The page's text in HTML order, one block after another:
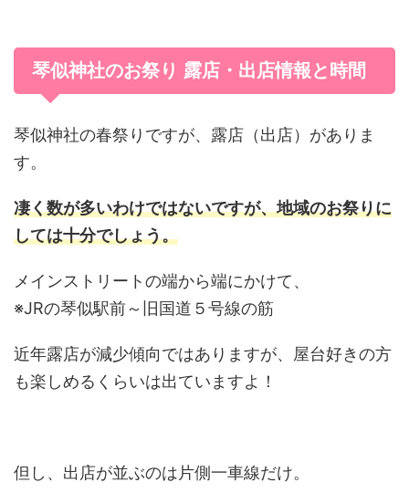
琴似神社のお祭り 露店・出店情報と時間
琴似神社の春祭りですが、露店（出店）がありま
す。
凄く数が多いわけではないですが、地域のお祭りに
しては十分でしょう。
メインストリートの端から端にかけて、
※JRの琴似駅前～旧国道５号線の筋
近年露店が減少傾向ではありますが、屋台好きの方
も楽しめるくらいは出ていますよ！
但し、出店が並ぶのは片側一車線だけ。